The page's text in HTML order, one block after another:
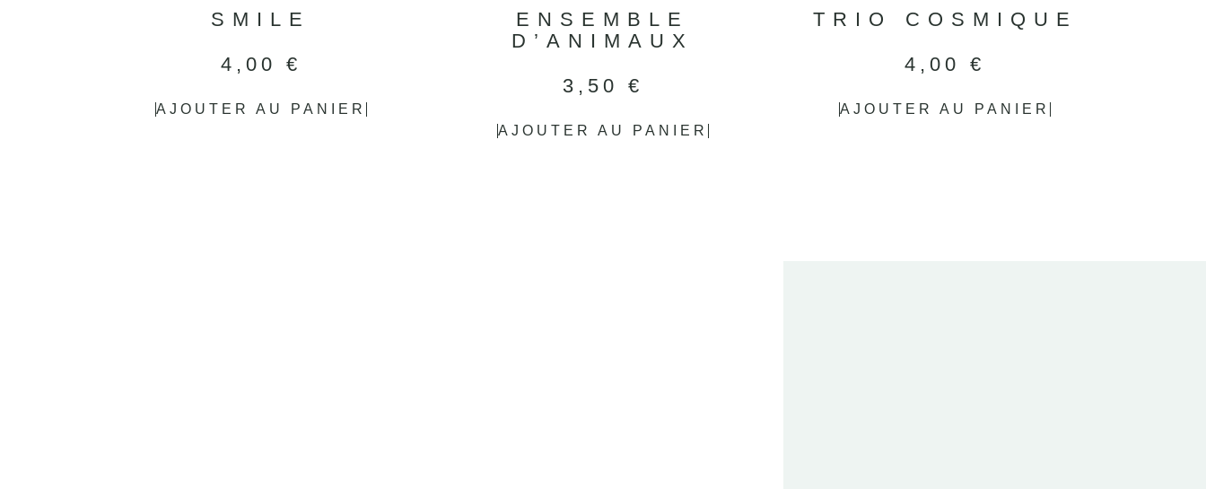
SMILE
4,00 €
AJOUTER AU PANIER
ENSEMBLE
D’ANIMAUX
3,50 €
AJOUTER AU PANIER
TRIO COSMIQUE
4,00€
AJOUTER AU PANIER